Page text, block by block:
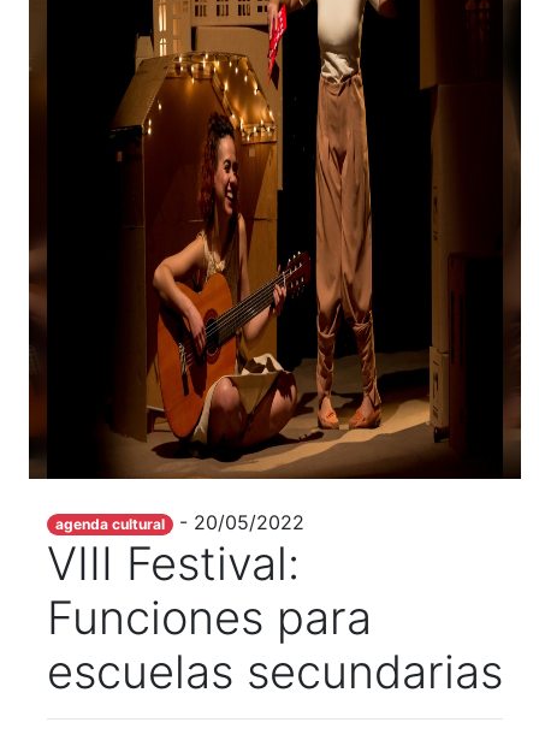
agenda cultural - 20/05/2022
VIII Festival:
Funciones para
escuelas secundarias